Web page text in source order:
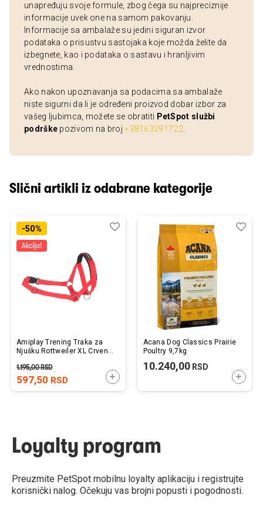
unapređuju svoje formule, zbog čega su najpreciznije
informacije uvek one na samom pakovanju.
Informacije sa ambalaže su jedini siguran izvor
podataka o prisustvu sastojaka koje možda želite da
izbegnete, kao i podataka o sastavu i hranljivim
vrednostima.
Ako nakon upoznavanja sa podacima sa ambalaže
niste sigurni da li je određeni proizvod dobar izbor za
vašeg ljubimca, možete se obratiti PetSpot službi
podrške pozivom na broj+38163291722
Slični artikli iz odabrane kategorije
-50%
Amiplay Trening Traka za
Njušku Rottweiler XL Crvena
597,50 RSD
1.195,00RSD
DODAJTE U KORPU
Dodaj
Uporedi
Acana Dog Classics Prairie
Poultry 9,7kg
10.240,00RSD
Loyalty program
Preuzmite PetSpot mobilnu loyalty aplikaciju i registrujte
korisnički nalog. Očekuju vas brojni popusti i pogodnosti.